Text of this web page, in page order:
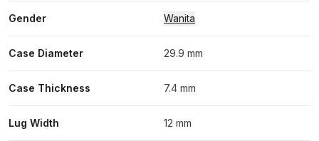
Gender Wanita
Case Diameter 29.9 mm
Case Thickness 7.4 mm
Lug Width 12 mm